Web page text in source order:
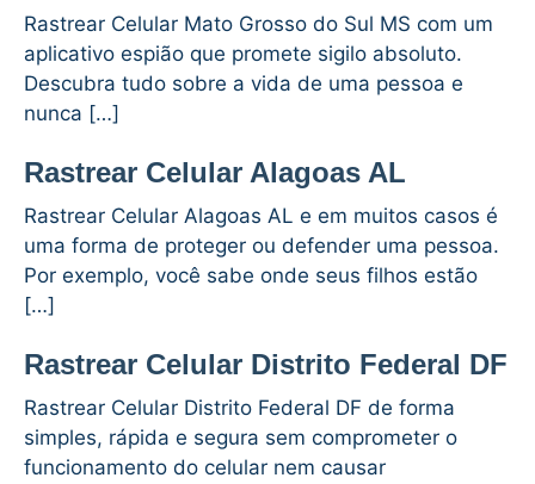
Rastrear Celular Mato Grosso do Sul MS com um
aplicativo espião que promete sigilo absoluto.
Descubra tudo sobre a vida de uma pessoa e
nunca […]
Rastrear Celular Alagoas AL
Rastrear Celular Alagoas AL e em muitos casos é
uma forma de proteger ou defender uma pessoa.
Por exemplo, você sabe onde seus filhos estão
[…]
Rastrear Celular Distrito Federal DF
Rastrear Celular Distrito Federal DF de forma
simples, rápida e segura sem comprometer o
funcionamento do celular nem causar